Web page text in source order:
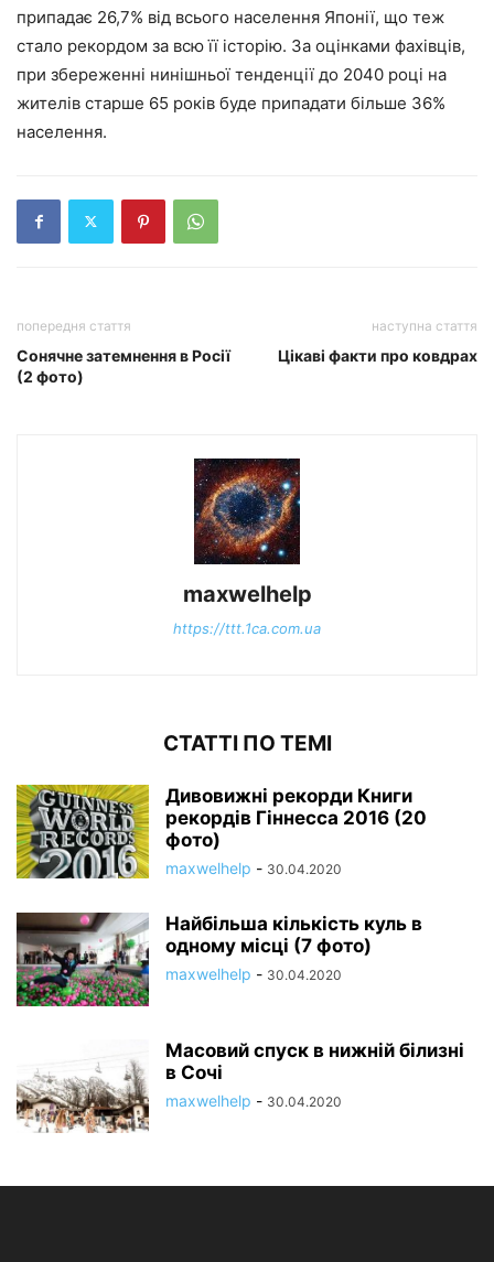
припадає 26,7% від всього населення Японії, що теж
стало рекордом за всю її історію. За оцінками фахівців,
при збереженні нинішньої тенденції до 2040 році на
жителів старше 65 років буде припадати більше 36%
населення.
попередня стаття
Сонячне затемнення в Росії
(2 фото)
наступна стаття
Цікаві факти про ковдрах
maxwelhelp
https://ttt.1ca.com.ua
СТАТТІ ПО ТЕМІ
Дивовижні рекорди Книги
рекордів Гіннесса 2016 (20
фото)
maxwelhelp - 30.04.2020
Найбільша кількість куль в
одному місці (7 фото)
maxwelhelp - 30.04.2020
Масовий спуск в нижній білизні
в Сочі
maxwelhelp - 30.04.2020